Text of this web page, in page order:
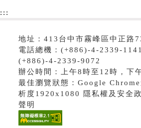
:::
地址：413台中市霧峰區中正路
電話總機：(+886)-4-2339-1141
(+886)-4-2339-9072
辦公時間：上午8時至12時，下
最佳瀏覽狀態：Google
析度1920x1080 隱私權及安全
聲明